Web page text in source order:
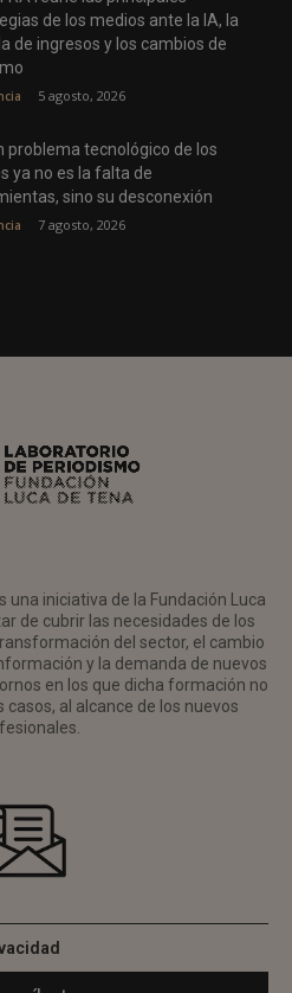
de los medios ante la IA, la
de ingresos y los cambios de
5 agosto, 2026
problema tecnológico de los
ya no es la falta de
sino su desconexión
7 agosto, 2026
una iniciativa de la Fundación Luca
de cubrir las necesidades de los
del sector, el cambio
y la demanda de nuevos
en los que dicha formación no
casos, al alcance de los nuevos